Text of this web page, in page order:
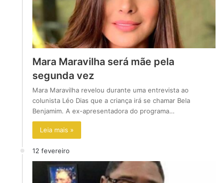
Mara Maravilha será mãe pela
segunda vez
Mara Maravilha revelou durante uma entrevista ao
colunista Léo Dias que a criança irá se chamar Bela
Benjamim. A ex-apresentadora do programa…
Leia mais »
12 fevereiro